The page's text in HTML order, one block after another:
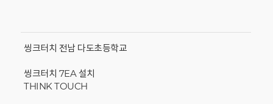
씽크터치 전남 다도초등학교
씽크터치 7EA 설치
THINK TOUCH